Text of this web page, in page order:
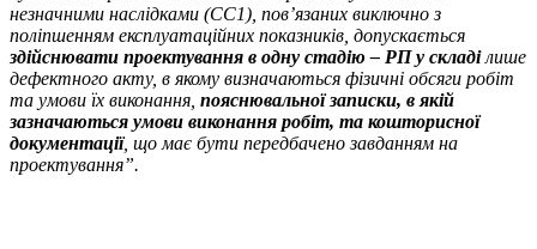
незначними наслідками (СС1), пов’язаних виключно з
поліпшенням експлуатаційних показників, допускається
здійснювати проектування в одну стадію – РП у складілише
дефектного акту, в якому визначаються фізичні обсяги робіт
та умови їх виконання, пояснювальної записки, в якій
зазначаються умови виконання робіт, та кошторисної
документації, що має бути передбачено завданням на
проектування”.